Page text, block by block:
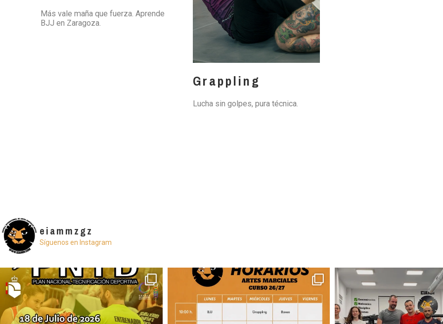
Más vale maña que fuerza. Aprende
BJJ en Zaragoza.
Grappling
Lucha sin golpes, pura técnica.
eiammzgz
Síguenos en Instagram